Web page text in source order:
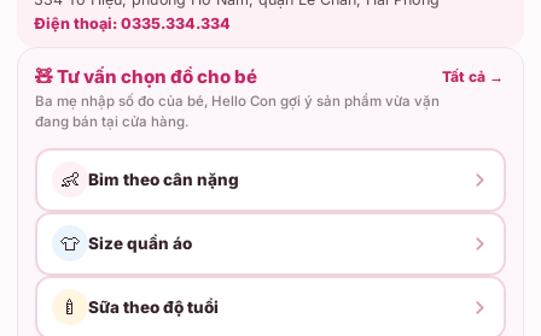
Điện thoại: 0335.334.334
🧸 Tư vấn chọn đồ cho bé
Ba mẹ nhập số đo của bé, Hello Con gợi ý sản phẩm vừa vặn
đang bán tại cửa hàng.
Tất cả →
👶 Bỉm theo cân nặng
👕 Size quần áo
🍼 Sữa theo độ tuổi